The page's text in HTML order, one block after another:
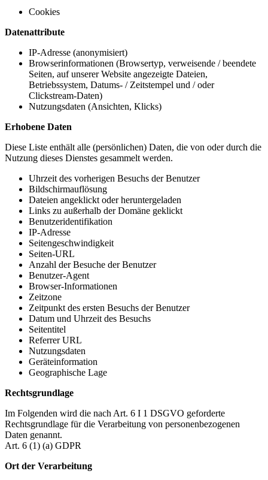
Cookies
Datenattribute
IP-Adresse (anonymisiert)
Browserinformationen (Browsertyp, verweisende / beendete
Seiten, auf unserer Website angezeigte Dateien,
Betriebssystem, Datums- / Zeitstempel und / oder
Clickstream-Daten)
Nutzungsdaten (Ansichten, Klicks)
Erhobene Daten
Diese Liste enthält alle (persönlichen) Daten, die von oder durch die
Nutzung dieses Dienstes gesammelt werden.
Uhrzeit des vorherigen Besuchs der Benutzer
Bildschirmauflösung
Dateien angeklickt oder heruntergeladen
Links zu außerhalb der Domäne geklickt
Benutzeridentifikation
IP-Adresse
Seitengeschwindigkeit
Seiten-URL
Anzahl der Besuche der Benutzer
Benutzer-Agent
Browser-Informationen
Zeitzone
Zeitpunkt des ersten Besuchs der Benutzer
Datum und Uhrzeit des Besuchs
Seitentitel
Referrer URL
Nutzungsdaten
Geräteinformation
Geographische Lage
Rechtsgrundlage
Im Folgenden wird die nach Art. 6 I 1 DSGVO geforderte
Rechtsgrundlage für die Verarbeitung von personenbezogenen
Daten genannt.
Art. 6 (1) (a) GDPR
Ort der Verarbeitung